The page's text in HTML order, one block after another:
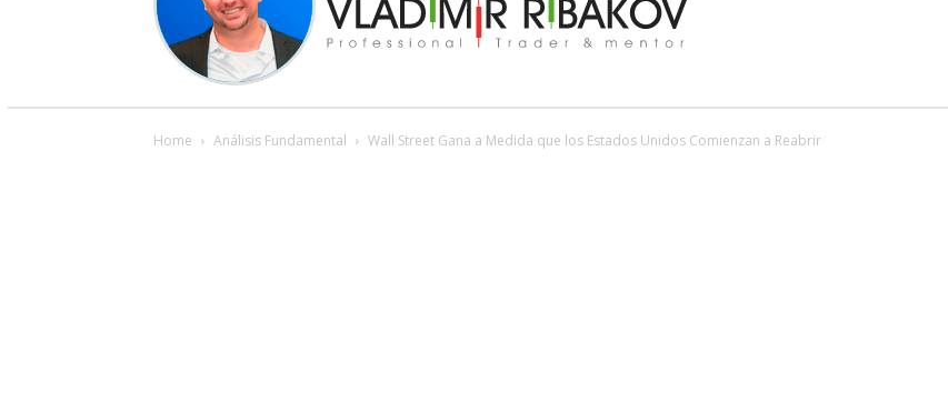
Home Análisis Fundamental Wall Street Gana a Medida que los Estados Unidos Comienzan a Reabrir